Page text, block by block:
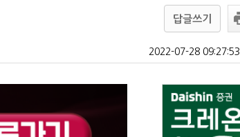
답글쓰기
2022-07-28 09:27:53